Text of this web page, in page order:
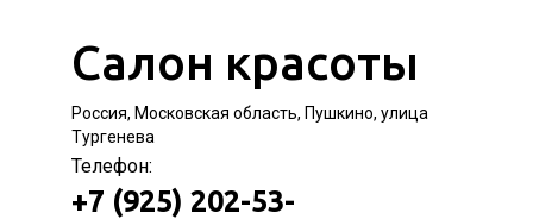
Салон красоты
Россия, Московская область, Пушкино, улица
Тургенева
Телефон:
+7 (925) 202-53-